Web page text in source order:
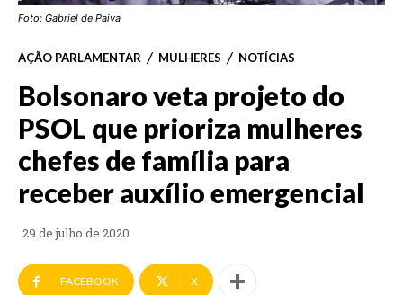
Foto: Gabriel de Paiva
AÇÃO PARLAMENTAR MULHERES NOTÍCIAS
Bolsonaro veta projeto do
PSOL que prioriza mulheres
chefes de família para
receber auxílio emergencial
29 de julho de 2020
FACEBOOK X